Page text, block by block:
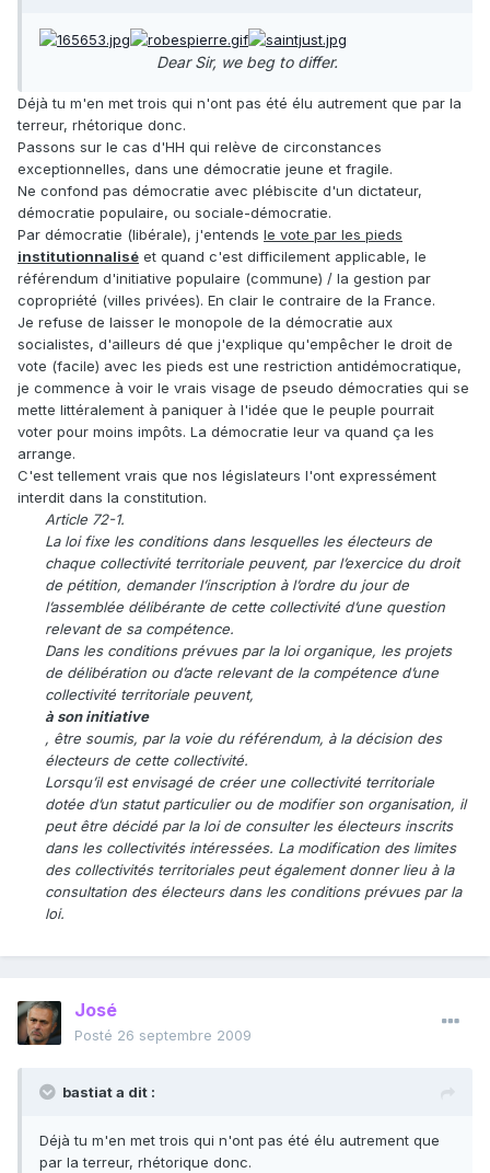
Dear Sir, we beg to differ.
Déjà tu m'en met trois qui n'ont pas été élu autrement que par la
terreur, rhétorique donc.
Passons sur le cas d'HH qui relève de circonstances
exceptionnelles, dans une démocratie jeune et fragile.
Ne confond pas démocratie avec plébiscite d'un dictateur,
démocratie populaire, ou sociale-démocratie.
Par démocratie (libérale), j'entends le vote par les pieds
institutionnalisé et quand c'est difficilement applicable, le
référendum d'initiative populaire (commune) / la gestion par
copropriété (villes privées). En clair le contraire de la France.
Je refuse de laisser le monopole de la démocratie aux
socialistes, d'ailleurs dé que j'explique qu'empêcher le droit de
vote (facile) avec les pieds est une restriction antidémocratique,
je commence à voir le vrais visage de pseudo démocraties qui se
mette littéralement à paniquer à l'idée que le peuple pourrait
voter pour moins impôts. La démocratie leur va quand ça les
arrange.
C'est tellement vrais que nos législateurs l'ont expressément
interdit dans la constitution.
Article 72-1.
La loi fixe les conditions dans lesquelles les électeurs de
chaque collectivité territoriale peuvent, par l’exercice du droit
de pétition, demander l’inscription à l’ordre du jour de
l’assemblée délibérante de cette collectivité d’une question
relevant de sa compétence.
Dans les conditions prévues par la loi organique, les projets
de délibération ou d’acte relevant de la compétence d’une
collectivité territoriale peuvent,
à son initiative
, être soumis, par la voie du référendum, à la décision des
électeurs de cette collectivité.
Lorsqu’il est envisagé de créer une collectivité territoriale
dotée d’un statut particulier ou de modifier son organisation, il
peut être décidé par la loi de consulter les électeurs inscrits
dans les collectivités intéressées. La modification des limites
des collectivités territoriales peut également donner lieu à la
consultation des électeurs dans les conditions prévues par la
loi.
José
Posté 26 septembre 2009
bastiat a dit :
Déjà tu m'en met trois qui n'ont pas été élu autrement que
par la terreur, rhétorique donc.